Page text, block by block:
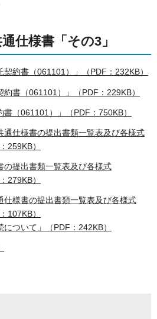
仕様書「その3」
契約書（061101）」（PDF：232KB）
約書（061101）」（PDF：229KB）
書（061101）」（PDF：750KB）
通仕様書の提出書類一覧表及び各様式
259KB）
の提出書類一覧表及び各様式
279KB）
仕様書の提出書類一覧表及び各様式
107KB）
について」（PDF：242KB）